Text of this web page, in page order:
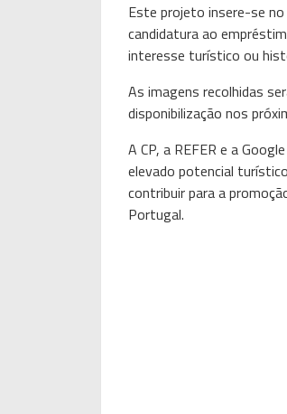
Este projeto insere-se
candidatura ao
interesse turístico ou
As imagens recolhidas
disponibilização nos
A CP, a REFER e a
elevado potencial
contribuir para a
Portugal.